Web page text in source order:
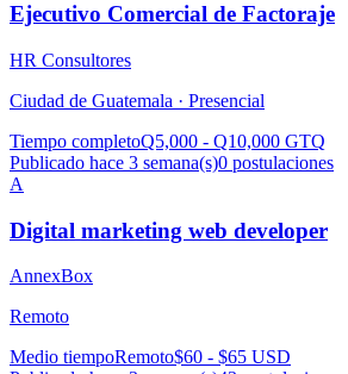
Ejecutivo Comercial de Factoraje
HR Consultores
Ciudad de Guatemala · Presencial
Tiempo completoQ5,000 - Q10,000 GTQ
Publicado hace 3 semana(s)0 postulaciones
A
Digital marketing web developer
AnnexBox
Remoto
Medio tiempoRemoto$60 - $65 USD